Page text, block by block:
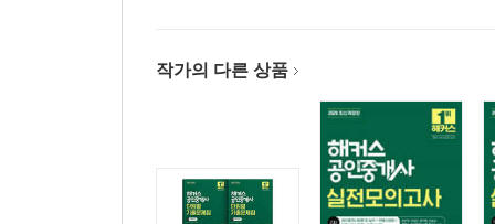
제3편 계약법
제4편 민사특별법
제1장 주택임대차보호법
작가의 다른 상품